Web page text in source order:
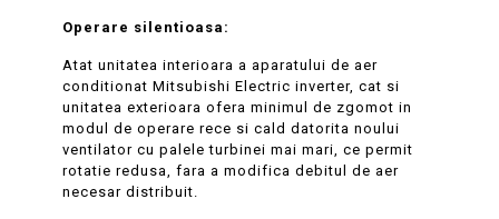
Operare silentioasa:
Atat unitatea interioara a aparatului de aer
conditionat Mitsubishi Electric inverter, cat si
unitatea exterioara ofera minimul de zgomot in
modul de operare rece si cald datorita noului
ventilator cu palele turbinei mai mari, ce permit
rotatie redusa, fara a modifica debitul de aer
necesar distribuit.